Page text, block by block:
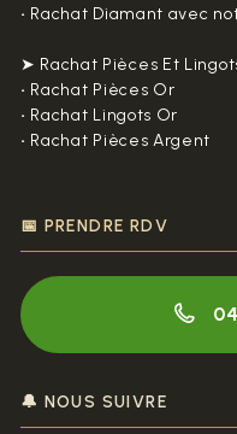
• Rachat Diamant avec
➤ Rachat Pièces Et
• Rachat Pièces Or
• Rachat Lingots Or
• Rachat Pièces Argent
📅 PRENDRE RDV
🔔 NOUS SUIVRE